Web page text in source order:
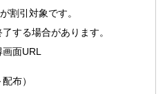
割引対象です。
する場合があります。
面URL
布）